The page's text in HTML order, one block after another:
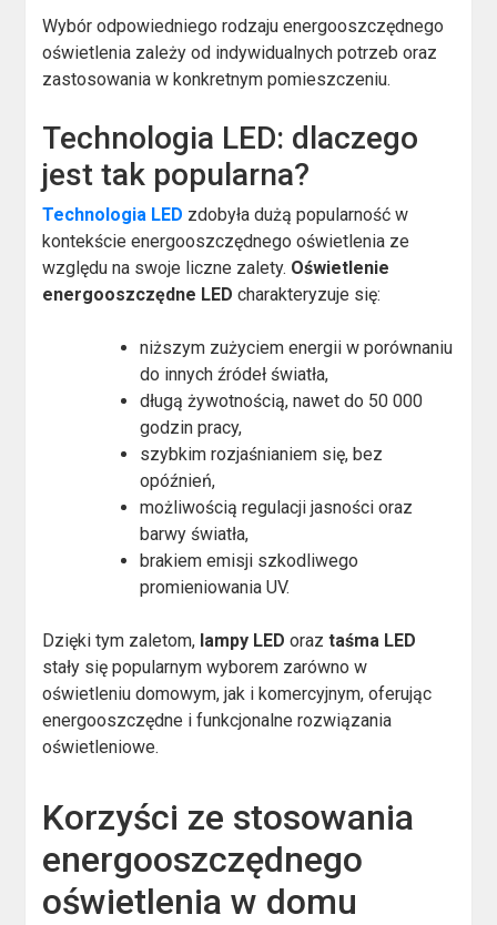
Wybór odpowiedniego rodzaju energooszczędnego
oświetlenia zależy od indywidualnych potrzeb oraz
zastosowania w konkretnym pomieszczeniu.
Technologia LED: dlaczego
jest tak popularna?
Technologia LED zdobyła dużą popularność w
kontekście energooszczędnego oświetlenia ze
względu na swoje liczne zalety. Oświetlenie
energooszczędne LED charakteryzuje się:
niższym zużyciem energii w porównaniu
do innych źródeł światła,
długą żywotnością, nawet do 50 000
godzin pracy,
szybkim rozjaśnianiem się, bez
opóźnień,
możliwością regulacji jasności oraz
barwy światła,
brakiem emisji szkodliwego
promieniowania UV.
Dzięki tym zaletom, lampy LED oraztaśma LED
stały się popularnym wyborem zarówno w
oświetleniu domowym, jak i komercyjnym, oferując
energooszczędne i funkcjonalne rozwiązania
oświetleniowe.
Korzyści ze stosowania
energooszczędnego
oświetlenia w domu